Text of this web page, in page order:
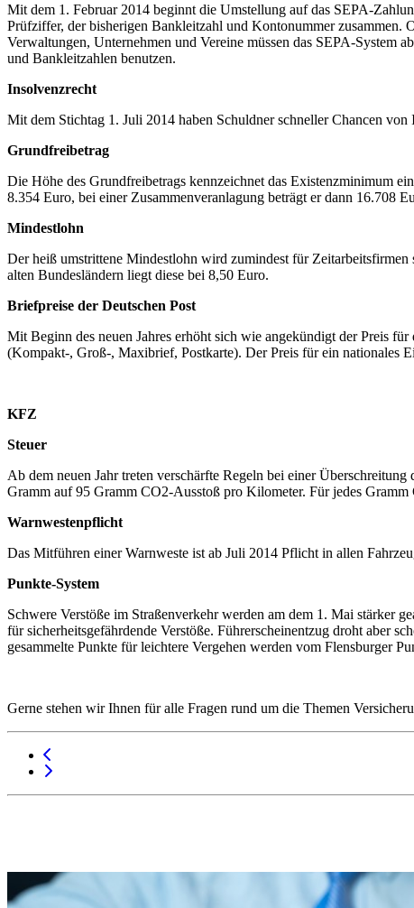
Mit dem 1. Februar 2014 beginnt die Umstellung auf das SEPA-
Prüfziffer, der bisherigen Bankleitzahl und Kontonummer zusammen.
Verwaltungen, Unternehmen und Vereine müssen das SEPA-System
und Bankleitzahlen benutzen.
Insolvenzrecht
Mit dem Stichtag 1. Juli 2014 haben Schuldner schneller Chancen
Grundfreibetrag
Die Höhe des Grundfreibetrags kennzeichnet das Existenzminimum
8.354 Euro, bei einer Zusammenveranlagung beträgt er dann 16.708
Mindestlohn
Der heiß umstrittene Mindestlohn wird zumindest für
alten Bundesländern liegt diese bei 8,50 Euro.
Briefpreise der Deutschen Post
Mit Beginn des neuen Jahres erhöht sich wie angekündigt der Preis
(Kompakt-, Groß-, Maxibrief, Postkarte). Der Preis für ein nationales
KFZ
Steuer
Ab dem neuen Jahr treten verschärfte Regeln bei einer
Gramm auf 95 Gramm CO2-Ausstoß pro Kilometer. Für jedes
Warnwestenpflicht
Das Mitführen einer Warnweste ist ab Juli 2014 Pflicht in allen
Punkte-System
Schwere Verstöße im Straßenverkehr werden am dem 1. Mai stärker
für sicherheitsgefährdende Verstöße. Führerscheinentzug droht aber
gesammelte Punkte für leichtere Vergehen werden vom Flensburger
Gerne stehen wir Ihnen für alle Fragen rund um die Themen